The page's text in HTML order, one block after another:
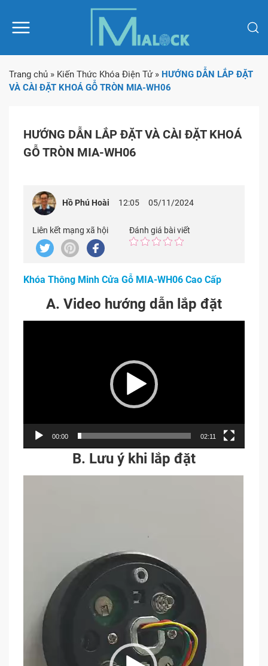
Trang chủ » Kiến Thức Khóa Điện Tử» HƯỚNG DẪN LẮP ĐẶT
VÀ CÀI ĐẶT KHOÁ GỖ TRÒN MIA-WH06
HƯỚNG DẪN LẮP ĐẶT VÀ CÀI ĐẶT KHOÁ
GỖ TRÒN MIA-WH06
Hồ Phú Hoài 12:05 05/11/2024
Liên kết mạng xã hội Đánh giá bài viết
Khóa Thông Minh Cửa Gỗ MIA-WH06 Cao Cấp
A. Video hướng dẫn lắp đặt
00:00 02:11
B. Lưu ý khi lắp đặt